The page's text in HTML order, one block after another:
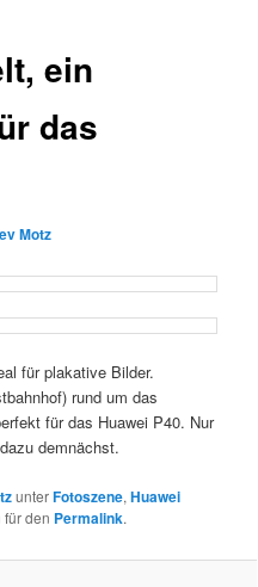
ein
das
Motz
für plakative Bilder.
rund um das
für das Huawei P40. Nur
demnächst.
unterFotoszene,Huawei
den Permalink.